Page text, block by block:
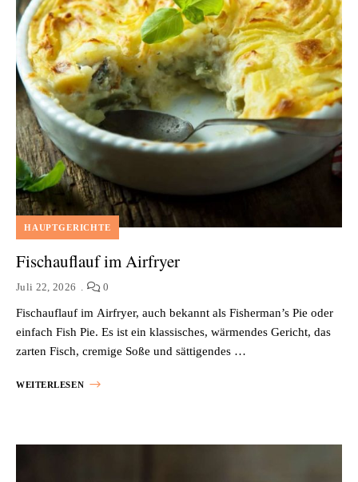
HAUPTGERICHTE
Fischauflauf im Airfryer
Juli 22, 2026 0
Fischauflauf im Airfryer, auch bekannt als Fisherman’s Pie oder
einfach Fish Pie. Es ist ein klassisches, wärmendes Gericht, das
zarten Fisch, cremige Soße und sättigendes …
WEITERLESEN